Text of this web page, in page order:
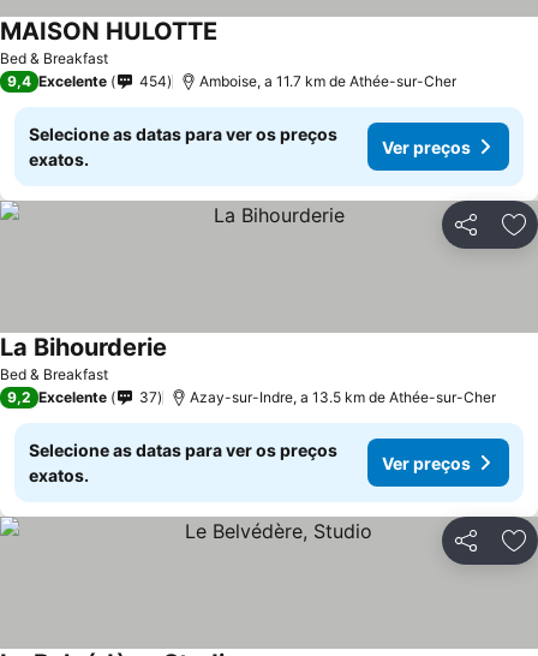
Bed & Breakfast
MAISON HULOTTE
9,4 Excelente 454 Amboise, a 11.7 km de Athée-sur-Cher
Selecione as datas para ver os preços
exatos.
Ver preços
Partilhar
Bed & Breakfast
La Bihourderie
9,2 Excelente 37 Azay-sur-Indre, a 13.5 km de Athée-sur-Cher
Selecione as datas para ver os preços
exatos.
Ver preços
Partilhar